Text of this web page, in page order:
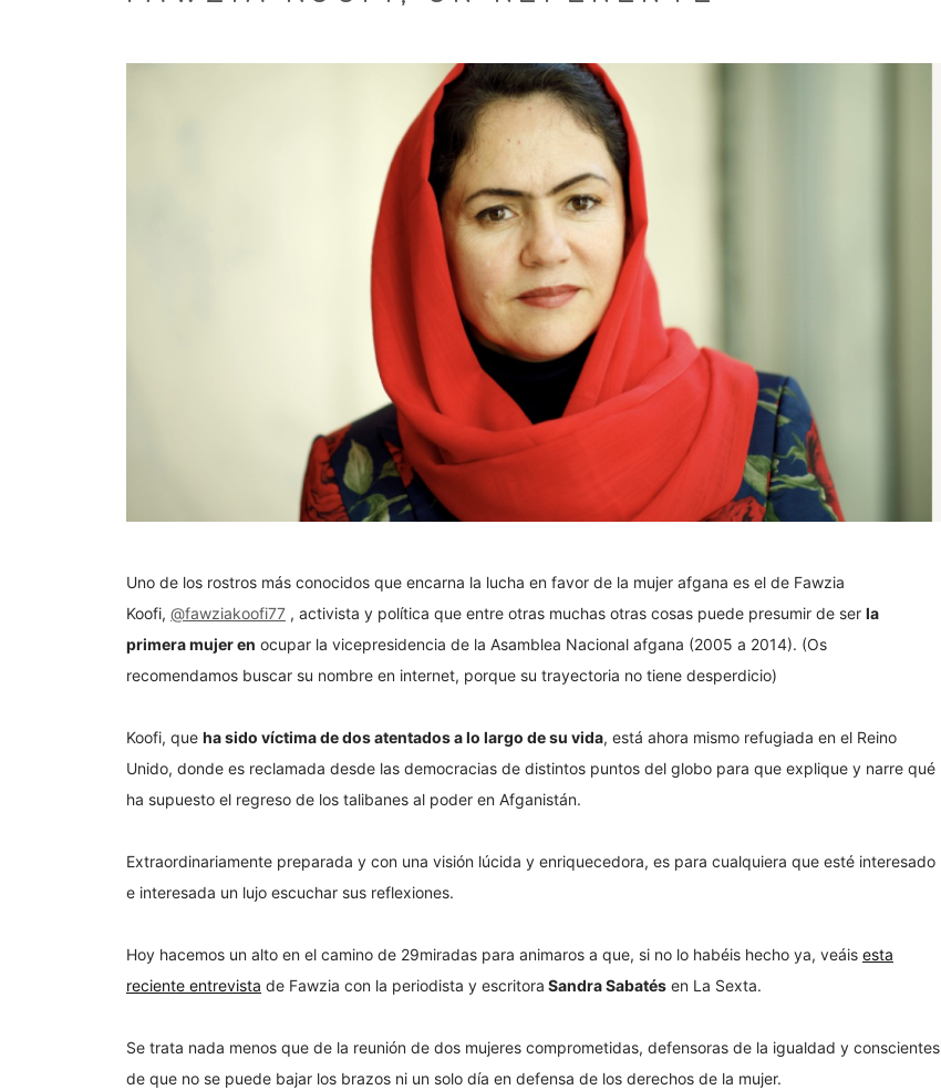
Uno de los rostros más conocidos que encarna la lucha en favor de la mujer afgana es el de Fawzia
Koofi, @fawziakoofi77 , activista y política que entre otras muchas otras cosas puede presumir de ser la
primera mujer en ocupar la vicepresidencia de la Asamblea Nacional afgana (2005 a 2014). (Os
recomendamos buscar su nombre en internet, porque su trayectoria no tiene desperdicio)
Koofi, que ha sido víctima de dos atentados a lo largo de su vida, está ahora mismo refugiada en el Reino
Unido, donde es reclamada desde las democracias de distintos puntos del globo para que explique y narre qué
ha supuesto el regreso de los talibanes al poder en Afganistán.
Extraordinariamente preparada y con una visión lúcida y enriquecedora, es para cualquiera que esté interesado
e interesada un lujo escuchar sus reflexiones.
Hoy hacemos un alto en el camino de 29miradas para animaros a que, si no lo habéis hecho ya, veáis esta
reciente entrevista de Fawzia con la periodista y escritora Sandra Sabatés en La Sexta.
Se trata nada menos que de la reunión de dos mujeres comprometidas, defensoras de la igualdad y conscientes
de que no se puede bajar los brazos ni un solo día en defensa de los derechos de la mujer.